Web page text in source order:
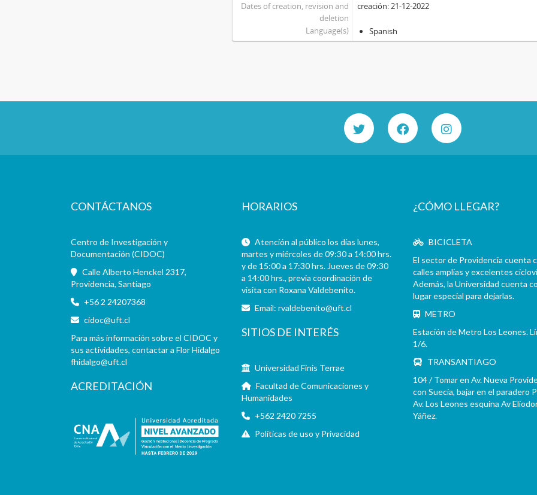
Dates of creation, revision and
deletion
creación: 21-12-2022
Language(s) Spanish
CONTÁCTANOS
Centro de Investigación y
Documentación (CIDOC)
Calle Alberto Henckel 2317,
Providencia, Santiago
+56 2 24207368
cidoc@uft.cl
Para más información sobre el CIDOC y
sus actividades, contactar a Flor Hidalgo
fhidalgo@uft.cl
ACREDITACIÓN
HORARIOS
Atención al público los días lunes,
martes y miércoles de 09:30 a 14:00 hrs.
y de 15:00 a 17:30 hrs. Jueves de 09:30
a 14:00 hrs., previa coordinación de
visita con Roxana Valdebenito.
Email:rvaldebenito@uft.cl
SITIOS DE INTERÉS
Universidad Finis Terrae
Facultad de Comunicaciones y
Humanidades
+562 2420 7255
Políticas de uso y Privacidad
¿CÓMO LLEGAR?
BICICLETA
El sector de Providencia cuenta
calles amplias y excelentes
Además, la Universidad cuenta
lugar especial para dejarlas.
METRO
Estación de Metro Los Leones.
1/6.
TRANSANTIAGO
104 / Tomar en Av. Nueva
con Suecia, bajar en el paradero
Av. Los Leones esquina Av
Yáñez.